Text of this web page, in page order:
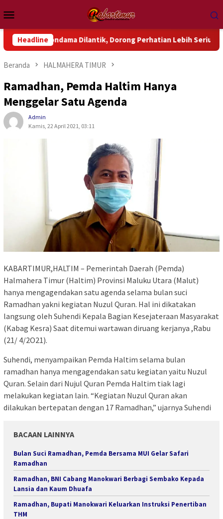
ke
kontenMobile
Headline
Wondama Dilantik, Dorong Perhatian Lebih Serius Terhadap
Beranda HALMAHERA TIMUR
Ramadhan, Pemda Haltim Hanya
Menggelar Satu Agenda
Admin
Kamis, 22 April 2021, 03:11
KABARTIMUR,HALTIM – Pemerintah Daerah (Pemda)
Halmahera Timur (Haltim) Provinsi Maluku Utara (Malut)
hanya mengagendakan satu agenda selama bulan suci
Ramadhan yakni kegiatan Nuzul Quran. Hal ini dikatakan
langsung oleh Suhendi Kepala Bagian Kesejateraan Masyarakat
(Kabag Kesra) Saat ditemui wartawan diruang kerjanya ,Rabu
(21/ 4/2O21).
Suhendi, menyampaikan Pemda Haltim selama bulan
ramadhan hanya mengagendakan satu kegiatan yaitu Nuzul
Quran. Selain dari Nujul Quran Pemda Haltim tiak lagi
melakukan kegiatan lain. “Kegiatan Nuzul Quran akan
dilakukan bertepatan dengan 17 Ramadhan,” ujarnya Suhendi
BACAAN LAINNYA
Bulan Suci Ramadhan, Pemda Bersama MUI Gelar Safari
Ramadhan
Ramadhan, BNI Cabang Manokwari Berbagi Sembako Kepada
Lansia dan Kaum Dhuafa
Ramadhan, Bupati Manokwari Keluarkan Instruksi Penertiban
THM